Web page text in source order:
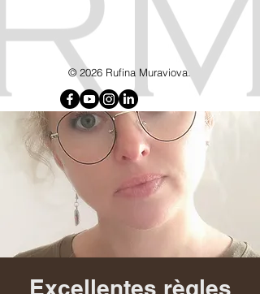
© 2026 Rufina Muraviova.
Excellentes règles